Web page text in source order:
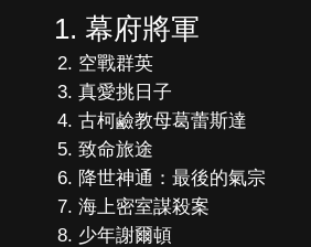
幕府將軍
空戰群英
真愛挑日子
古柯鹼教母葛蕾斯達
致命旅途
降世神通：最後的氣宗
海上密室謀殺案
少年謝爾頓